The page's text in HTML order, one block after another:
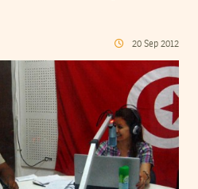
20 Sep 2012